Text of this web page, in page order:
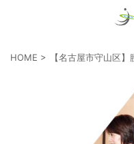
HOME > 【名古屋市守山区